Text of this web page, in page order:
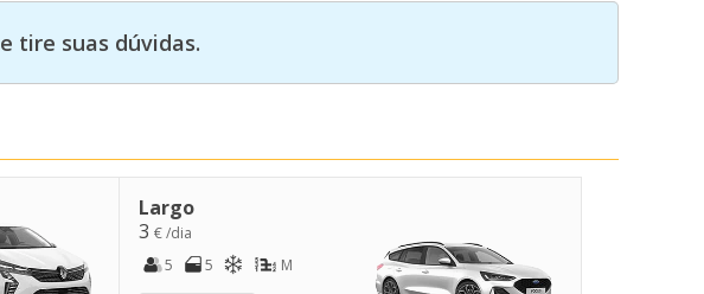
e tire suas dúvidas.
Largo
3 € /dia
5
5 M